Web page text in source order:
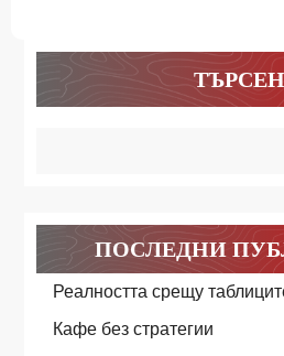
ПОСЛЕДНИ
Реалността срещу
Кафе без стратегии